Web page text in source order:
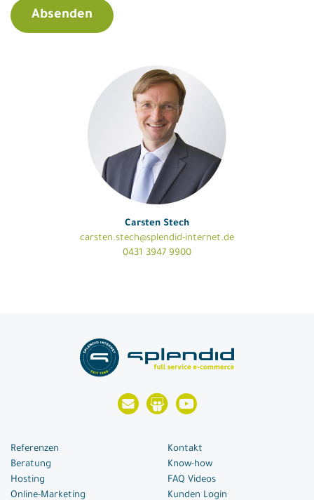
Carsten Stech
carsten.stech@splendid-internet.de
0431 3947 9900
Referenzen
Beratung
Hosting
Online-Marketing
Kontakt
Know-how
FAQ Videos
Kunden Login